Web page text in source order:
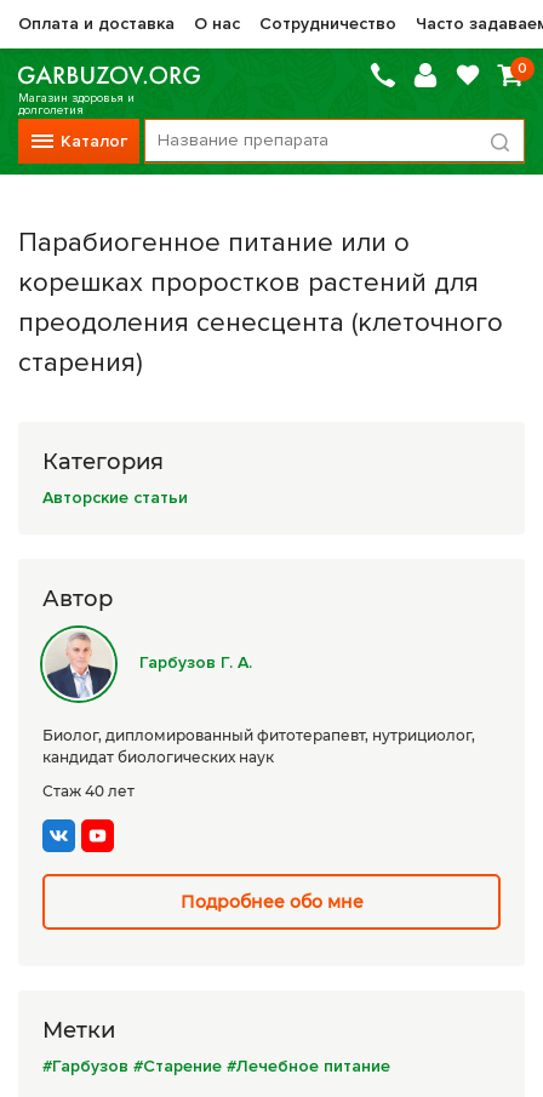
Оплата и доставка О нас Сотрудничество Часто
Магазин здоровья и
долголетия
Каталог
0
Vitauct / Витаукт
Препараты НТК Жизненная Сила
Сашера-Мед
Препараты при онкологии
Урбеч
Травяной чай
Крупы
Лечебные мази
Натуральное мыло
Парабиогенное питание или о
корешках проростков растений для
преодоления сенесцента (клеточного
старения)
Категория
Авторские статьи
Автор
Гарбузов Г. А.
Биолог, дипломированный фитотерапевт, нутрициолог,
кандидат биологических наук
Стаж 40 лет
Подробнее обо мне
Метки
#Гарбузов #Старение #Лечебное питание